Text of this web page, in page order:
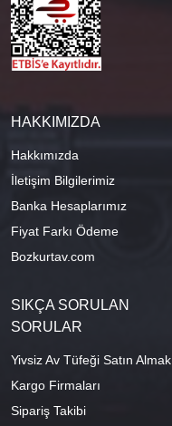
HAKKIMIZDA
Hakkımızda
İletişim Bilgilerimiz
Banka Hesaplarımız
Fiyat Farkı Ödeme
Bozkurtav.com
SIKÇA SORULAN
SORULAR
Yivsiz Av Tüfeği Satın Almak
Kargo Firmaları
Sipariş Takibi